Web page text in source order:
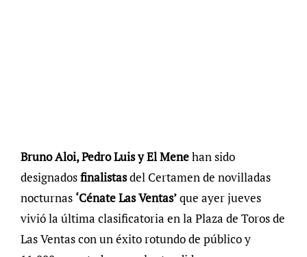
Bruno Aloi, Pedro Luis y El Menehan sido
designadosfinalistasdel Certamen de novilladas
nocturnas ‘Cénate Las Ventas’que ayer jueves
vivió la última clasificatoria en la Plaza de Toros de
Las Ventas con un éxito rotundo de público y